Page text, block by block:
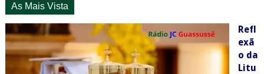
As Mais Vista
Refl
exã
o da
Litu